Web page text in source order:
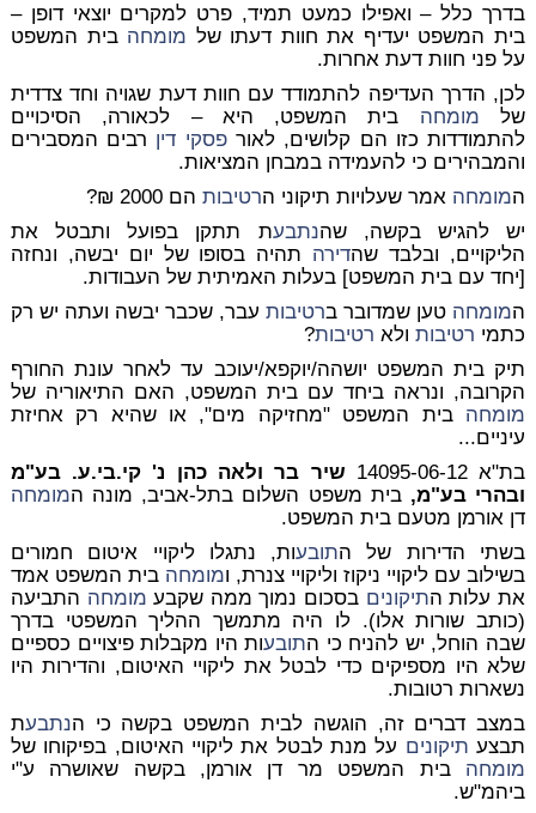
בדרך כלל – ואפילו כמעט תמיד, פרט למקרים יוצאי דופן –
בית המשפט יעדיף את חוות דעתו של מומחה בית המשפט
על פני חוות דעת אחרות.
לכן, הדרך העדיפה להתמודד עם חוות דעת שגויה וחד צדדית
של מומחה בית המשפט, היא – לכאורה, הסיכויים
להתמודדות כזו הם קלושים, לאורפסקי דין רבים המסבירים
והמבהירים כי להעמידה במבחן המציאות.
המומחה אמר שעלויות תיקוני הרטיבותהם 2000 ₪?
יש להגיש בקשה, שהנתבעת תתקן בפועל ותבטל את
הליקויים, ובלבד שהדירה תהיה בסופו של יום יבשה, ונחזה
[יחד עם בית המשפט] בעלות האמיתית של העבודות.
המומחה טען שמדובר ברטיבותעבר, שכבר יבשה ועתה יש רק
כתמי רטיבותולא רטיבות?
תיק בית המשפט יושהה/יוקפא/יעוכב עד לאחר עונת החורף
הקרובה, ונראה ביחד עם בית המשפט, האם התיאוריה של
מומחה בית המשפט "מחזיקה מים", או שהיא רק אחיזת
עיניים...
בת"א 14095-06-12
שיר בר ולאה כהן נ' קי.בי.ע. בע"מ
ובהרי בע"מ, בית משפט השלום בתל-אביב, מונה המומחה
דן אורמן מטעם בית המשפט.
בשתי הדירות של התובעות, נתגלו ליקויי איטום חמורים
בשילוב עם ליקויי ניקוז וליקויי צנרת, ומומחה בית המשפט אמד
את עלות התיקונים בסכום נמוך ממה שקבע מומחה התביעה
(כותב שורות אלו). לו היה מתמשך ההליך המשפטי בדרך
שבה הוחל, יש להניח כי התובעות היו מקבלות פיצויים כספיים
שלא היו מספיקים כדי לבטל את ליקויי האיטום, והדירות היו
נשארות רטובות.
במצב דברים זה, הוגשה לבית המשפט בקשה כי הנתבעת
תבצע תיקונים על מנת לבטל את ליקויי האיטום, בפיקוחו של
מומחה בית המשפט מר דן אורמן, בקשה שאושרה ע"י
ביהמ"ש.